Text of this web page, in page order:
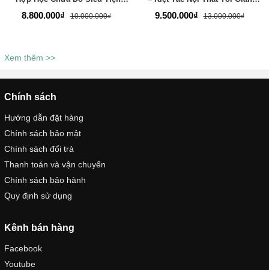
Nghi - Thương Hiệu TADA Việt
8.800.000₫ 10.000.000₫
Đẳng Cấp Cho Phòng Ngủ -
9.500.000₫ 13.000.000₫
Xem thêm >>
Chính sách
Hướng dẫn đặt hàng
Chính sách bảo mật
Chính sách đổi trả
Thanh toán và vận chuyển
Chính sách bảo hành
Quy định sử dụng
Kênh bán hàng
Facebook
Youtube